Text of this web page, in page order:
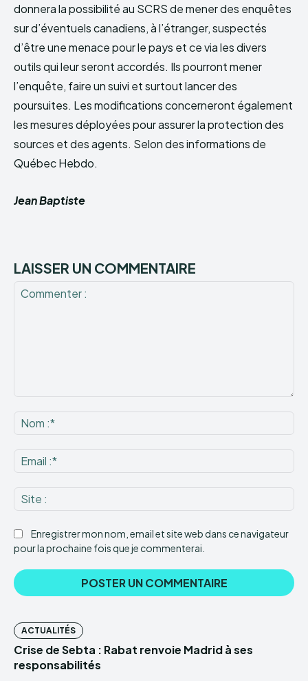
donnera la possibilité au SCRS de mener des enquêtes
sur d’éventuels canadiens, à l’étranger, suspectés
d’être une menace pour le pays et ce via les divers
outils qui leur seront accordés. Ils pourront mener
l’enquête, faire un suivi et surtout lancer des
poursuites. Les modifications concerneront également
les mesures déployées pour assurer la protection des
sources et des agents. Selon des informations de
Québec Hebdo.
Jean Baptiste
LAISSER UN COMMENTAIRE
:*
:*
:
Enregistrer mon nom, email et site web dans ce navigateur
pour la prochaine fois que je commenterai.
ACTUALITÉS
Crise de Sebta : Rabat renvoie Madrid à ses
responsabilités